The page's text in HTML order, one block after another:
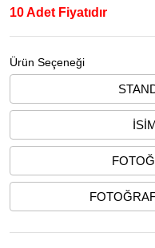
10 Adet Fiyatıdır
Ürün Seçeneği